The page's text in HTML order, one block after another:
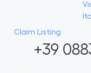
Claim Listing
+39